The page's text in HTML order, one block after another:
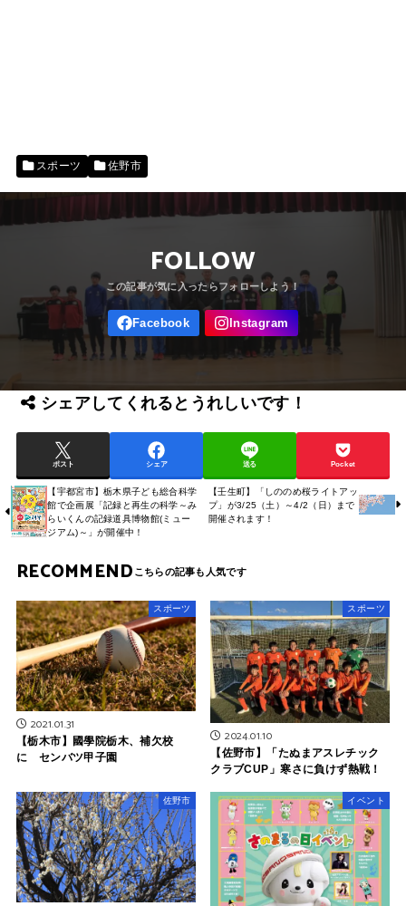
スポーツ 佐野市
FOLLOW
シェアしてくれるとうれしいです！
ポスト シェア 送る Pocket
【宇都宮市】栃木県子ども総合科学
館で企画展「記録と再生の科学～み
らいくんの記録道具博物館(ミュー
ジアム)～」が開催中！
【壬生町】「しののめ桜ライトアッ
プ」が3/25（土）～4/2（日）まで
開催されます！
RECOMMEND
スポーツ
2021.01.31
【栃木市】國學院栃木、補欠校
に センバツ甲子園
スポーツ
2024.01.10
【佐野市】「たぬまアスレチック
クラブCUP」寒さに負けず熱戦！
佐野市 イベント